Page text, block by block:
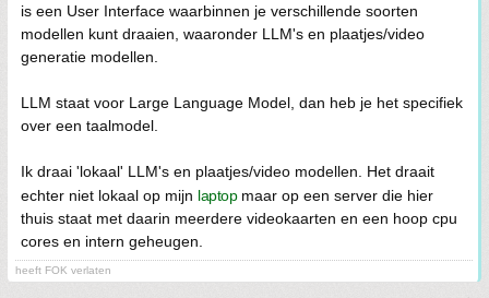
is een User Interface waarbinnen je verschillende soorten
modellen kunt draaien, waaronder LLM's en plaatjes/video
generatie modellen.
LLM staat voor Large Language Model, dan heb je het specifiek
over een taalmodel.
Ik draai 'lokaal' LLM's en plaatjes/video modellen. Het draait
echter niet lokaal op mijn laptopmaar op een server die hier
thuis staat met daarin meerdere videokaarten en een hoop cpu
cores en intern geheugen.
heeft FOK verlaten